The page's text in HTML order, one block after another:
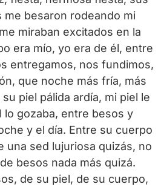
me besaron rodeando mi
miraban excitados en la
era mío, yo era de él, entre
entregamos, nos fundimos,
que noche más fría, más
piel pálida ardía, mi piel le
lo gozaba, entre besos y
y el día. Entre su cuerpo
una sed lujuriosa quizás, no
besos nada más quizá.
de su piel, de su cuerpo,